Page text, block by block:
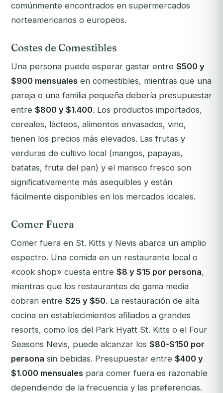
comúnmente encontrados en supermercados
norteamericanos o europeos.
Costes de Comestibles
Una persona puede esperar gastar entre $500 y
$900 mensuales en comestibles, mientras que una
pareja o una familia pequeña debería presupuestar
entre $800 y $1.400. Los productos importados,
cereales, lácteos, alimentos envasados, vino,
tienen los precios más elevados. Las frutas y
verduras de cultivo local (mangos, papayas,
batatas, fruta del pan) y el marisco fresco son
significativamente más asequibles y están
fácilmente disponibles en los mercados locales.
Comer Fuera
Comer fuera en St. Kitts y Nevis abarca un amplio
espectro. Una comida en un restaurante local o
«cook shop» cuesta entre $8 y $15 por persona,
mientras que los restaurantes de gama media
cobran entre $25 y $50. La restauración de alta
cocina en establecimientos afiliados a grandes
resorts, como los del Park Hyatt St. Kitts o el Four
Seasons Nevis, puede alcanzar los $80-$150 por
persona sin bebidas. Presupuestar entre $400 y
$1.000 mensuales para comer fuera es razonable
dependiendo de la frecuencia y las preferencias.